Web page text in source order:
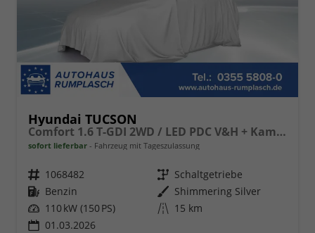
Hyundai TUCSON
Comfort 1.6 T-GDI 2WD / LED PDC V&H + Kamera Sitz Lenkradheizung Alu 18"
sofort lieferbar Fahrzeug mit Tageszulassung
Fahrzeugnr. 1068482 Getriebe Schaltgetriebe
Kraftstoff Benzin Außenfarbe Shimmering Silver
Leistung 110 kW (150 PS) Kilometerstand 15 km
01.03.2026